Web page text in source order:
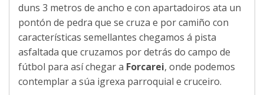
duns 3 metros de ancho e con apartadoiros ata un
pontón de pedra que se cruza e por camiño con
características semellantes chegamos á pista
asfaltada que cruzamos por detrás do campo de
fútbol para así chegar a Forcarei, onde podemos
contemplar a súa igrexa parroquial e cruceiro.